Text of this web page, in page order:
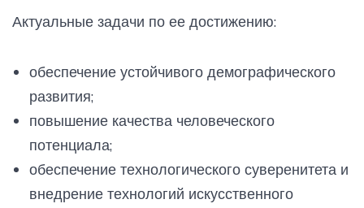
Актуальные задачи по ее достижению:
обеспечение устойчивого демографического
развития;
повышение качества человеческого
потенциала;
обеспечение технологического суверенитета и
внедрение технологий искусственного